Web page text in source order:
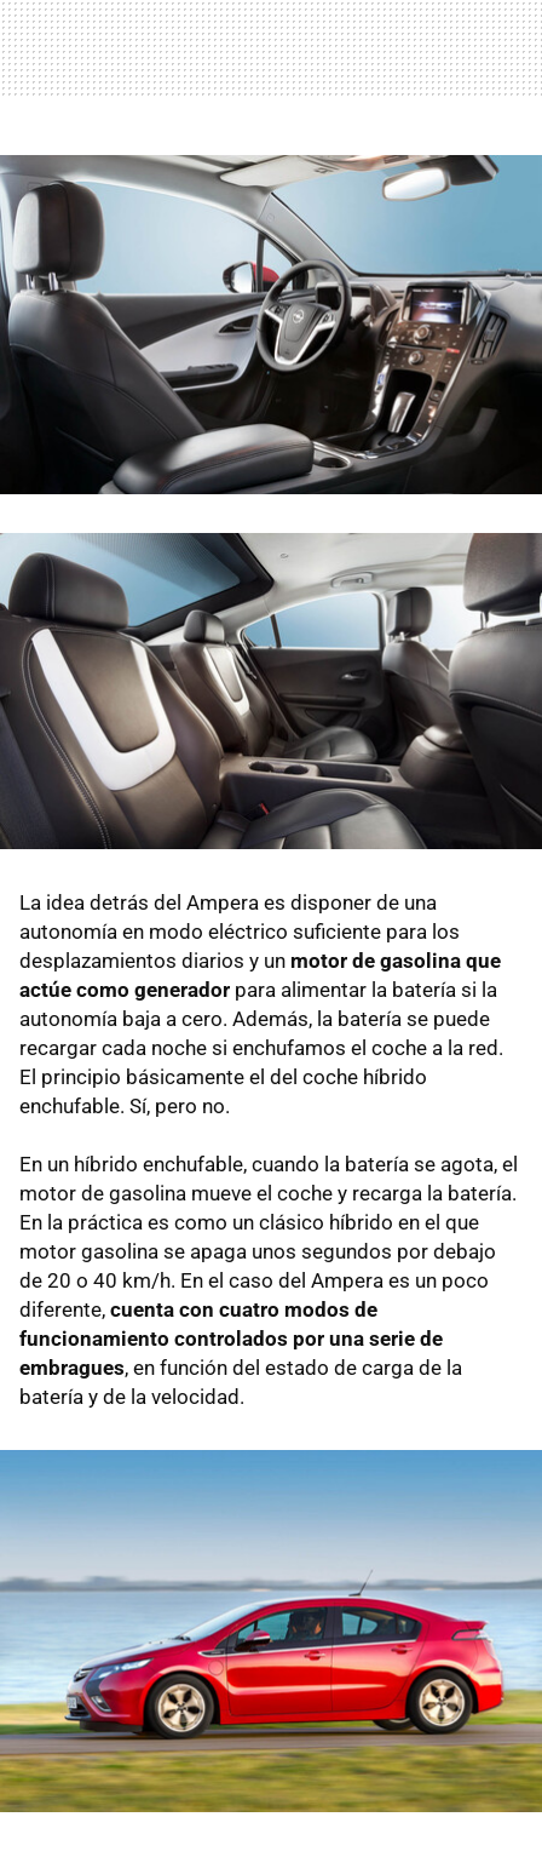
La idea detrás del Ampera es disponer de una
autonomía en modo eléctrico suficiente para los
desplazamientos diarios y un motor de gasolina que
actúe como generador para alimentar la batería si la
autonomía baja a cero. Además, la batería se puede
recargar cada noche si enchufamos el coche a la red.
El principio básicamente el del coche híbrido
enchufable. Sí, pero no.
En un híbrido enchufable, cuando la batería se agota, el
motor de gasolina mueve el coche y recarga la batería.
En la práctica es como un clásico híbrido en el que
motor gasolina se apaga unos segundos por debajo
de 20 o 40 km/h. En el caso del Ampera es un poco
diferente, cuenta con cuatro modos de
funcionamiento controlados por una serie de
embragues, en función del estado de carga de la
batería y de la velocidad.